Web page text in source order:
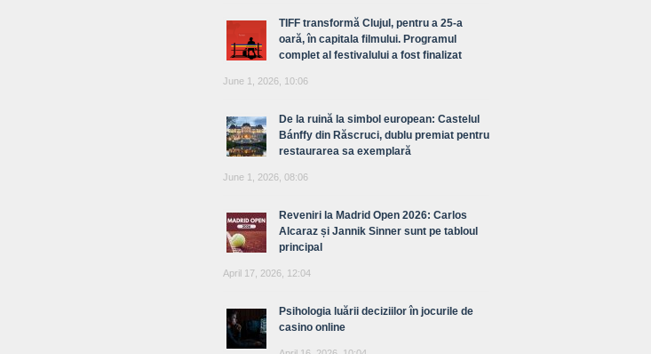
TIFF transformă Clujul, pentru a 25-a
oară, în capitala filmului. Programul
complet al festivalului a fost finalizat
June 1, 2026, 10:06
De la ruină la simbol european: Castelul
Bánffy din Răscruci, dublu premiat pentru
restaurarea sa exemplară
June 1, 2026, 08:06
Reveniri la Madrid Open 2026: Carlos
Alcaraz și Jannik Sinner sunt pe tabloul
principal
April 17, 2026, 12:04
Psihologia luării deciziilor în jocurile de
casino online